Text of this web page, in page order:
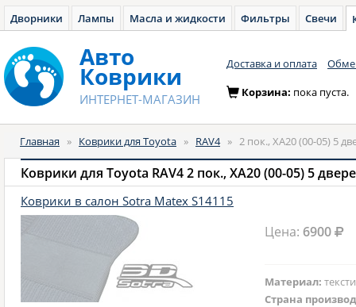
Дворники Лампы Масла и жидкости Фильтры Свечи
Авто
Коврики
ИНТЕРНЕТ-МАГАЗИН
Доставка и оплата
Корзина: пока пуста.
Главная » Коврики для Toyota » RAV4 » 2 пок., XA20 (00-05) 5
Коврики для Toyota RAV4 2 пок., XA20 (00-05) 5
Коврики в салон Sotra Matex S14115
Цена:6900
Материал:
Страна